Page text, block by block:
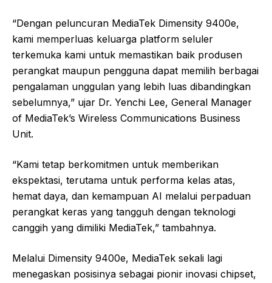
“Dengan peluncuran MediaTek Dimensity 9400e,
kami memperluas keluarga platform seluler
terkemuka kami untuk memastikan baik produsen
perangkat maupun pengguna dapat memilih berbagai
pengalaman unggulan yang lebih luas dibandingkan
sebelumnya,” ujar Dr. Yenchi Lee, General Manager
of MediaTek’s Wireless Communications Business
Unit.
“Kami tetap berkomitmen untuk memberikan
ekspektasi, terutama untuk performa kelas atas,
hemat daya, dan kemampuan AI melalui perpaduan
perangkat keras yang tangguh dengan teknologi
canggih yang dimiliki MediaTek,” tambahnya.
Melalui Dimensity 9400e, MediaTek sekali lagi
menegaskan posisinya sebagai pionir inovasi chipset,